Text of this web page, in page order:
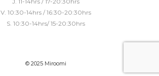
V. 10:30-14hrs / 16:30-20:30hrs
S. 10:30-14hrs/ 15-20:30hrs
© 2025 Miroomi